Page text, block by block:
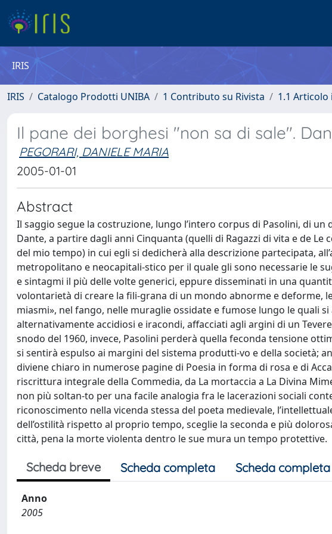
IRIS
IRIS Catalogo Prodotti UNIBA 1 Contributo su Rivista 1.1 Articolo
Il pane dei borghesi "non sa di sale".
PEGORARI, DANIELE MARIA
2005-01-01
Abstract
Il saggio segue la costruzione, lungo l’intero corpus di Pasolini, di
Dante, a partire dagli anni Cinquanta (quelli di Ragazzi di vita e de
del mio tempo) in cui egli si dedicherà alla descrizione partecipata,
metropolitano e neocapitali-stico per il quale gli sono necessarie le
e sintagmi il più delle volte generici, eppure disseminati in una
volontarietà di creare la fili-grana di un mondo abnorme e deforme,
miasmi», nel fango, nelle muraglie ossidate e fumose lungo le quali
alternativamente accidiosi e iracondi, affacciati agli argini di un
snodo del 1960, invece, Pasolini perderà quella feconda tensione
si sentirà espulso ai margini del sistema produtti-vo e della società;
diviene chiaro in numerose pagine di Poesia in forma di rosa e di
riscrittura integrale della Commedia, da La mortaccia a La Divina
non più soltan-to per una facile analogia fra le lacerazioni sociali
riconoscimento nella vicenda stessa del poeta medievale,
dell’ostilità rispetto al proprio tempo, sceglie la seconda e più
città, pena la morte violenta dentro le sue mura un tempo protettive.
Scheda breve Scheda completa Scheda completa
Anno
2005